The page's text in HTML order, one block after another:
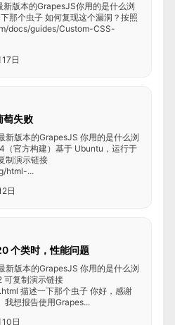
版本的GrapesJS你用的是什么浏
那个虫子 如何复现这个漏洞？按照
docs/guides/Custom-CSS-
日
萄失败
新版本的GrapesJS 你用的是什么浏
官方构建）基于 Ubuntu，运行于
制演示链接
html-...
日
个类时，性能问题
新版本的GrapesJS 你用的是什么浏
可复制演示链接
描述一下那个虫子 你好，感谢
我想报告使用Grapes...
日